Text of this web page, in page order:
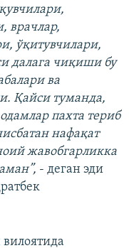
врачлар,
ўқитувчилари,
далага чиқиши бу
ва
Қайси туманда,
пахта териб
нафақат
жавобгарликка
- деган эди